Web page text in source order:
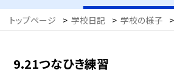
トップページ > 学校日記 > 学校の様子 >
9.21つなひき練習